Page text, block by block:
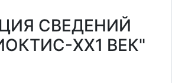
СВЕДЕНИЙ
XX1 ВЕК"